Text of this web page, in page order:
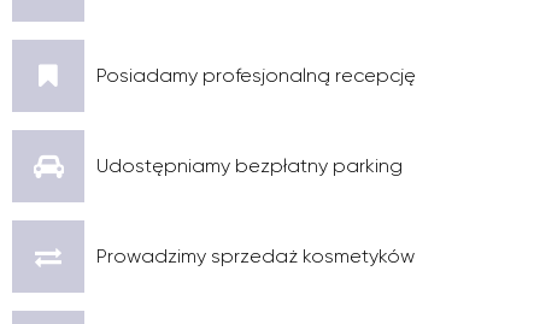
Posiadamy profesjonalną recepcję
Udostępniamy bezpłatny parking
Prowadzimy sprzedaż kosmetyków